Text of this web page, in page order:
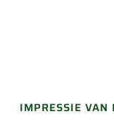
IMPRESSIE VAN